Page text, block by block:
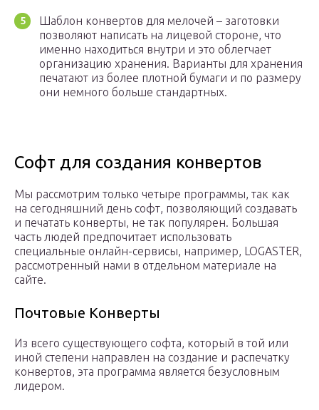
Шаблон конвертов для мелочей – заготовки
позволяют написать на лицевой стороне, что
именно находиться внутри и это облегчает
организацию хранения. Варианты для хранения
печатают из более плотной бумаги и по размеру
они немного больше стандартных.
Софт для создания конвертов
Мы рассмотрим только четыре программы, так как
на сегодняшний день софт, позволяющий создавать
и печатать конверты, не так популярен. Большая
часть людей предпочитает использовать
специальные онлайн-сервисы, например, LOGASTER,
рассмотренный нами в отдельном материале на
сайте.
Почтовые Конверты
Из всего существующего софта, который в той или
иной степени направлен на создание и распечатку
конвертов, эта программа является безусловным
лидером.